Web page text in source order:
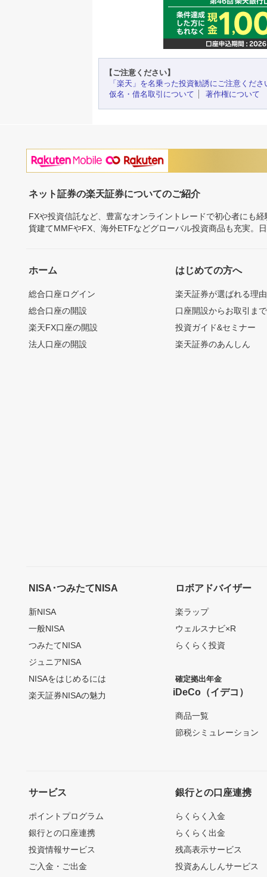
【ご注意ください】
「楽天」を名乗った投資勧誘にご注意くださ
仮名・借名取引について
著作権について
ネット証券の楽天証券についてのご紹介
FXや投資信託など、豊富なオンライントレードで初心者にも
貨建てMMFやFX、海外ETFなどグローバル投資商品も充実。
ホーム
総合口座ログイン
総合口座の開設
楽天FX口座の開設
法人口座の開設
はじめての方へ
楽天証券が選ばれる理由
口座開設からお取引ま
投資ガイド&セミナー
楽天証券のあんしん
NISA･つみたてNISA
新NISA
一般NISA
つみたてNISA
ジュニアNISA
NISAをはじめるには
楽天証券NISAの魅力
ロボアドバイザー
楽ラップ
ウェルスナビ×R
らくらく投資
確定拠出年金
iDeCo（イデコ）
商品一覧
節税シミュレーション
サービス
ポイントプログラム
銀行との口座連携
投資情報サービス
ご入金・ご出金
銀行との口座連携
らくらく入金
らくらく出金
残高表示サービス
投資あんしんサービス